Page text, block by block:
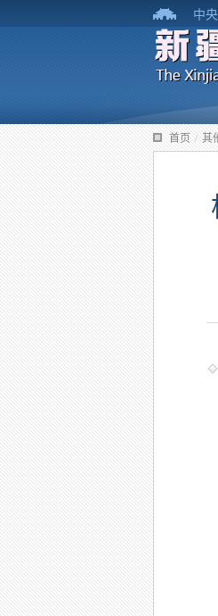
中
首页 / 其